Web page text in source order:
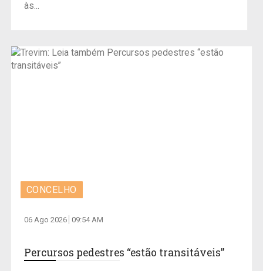
às...
CONCELHO
06 Ago 2026 09:54 AM
Percursos pedestres “estão transitáveis”